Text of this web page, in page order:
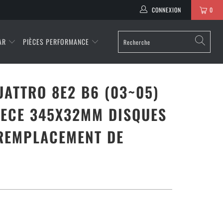
0
CONNEXION
PIÈCES PERFORMANCE
8E2 B6 (03~05)
345X32MM DISQUES
DE